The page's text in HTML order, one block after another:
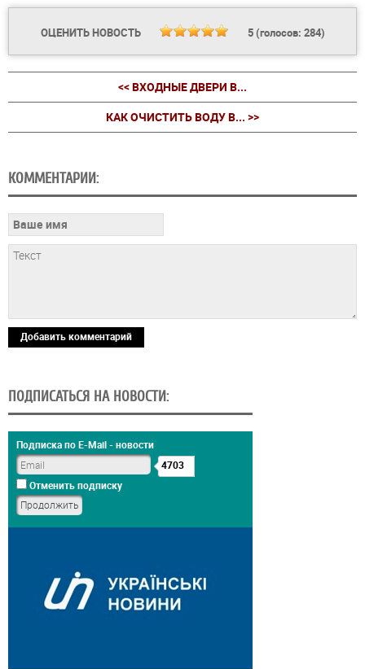
ОЦЕНИТЬ НОВОСТЬ 5(голосов: 284)
<< ВХОДНЫЕ ДВЕРИ В...
КАК ОЧИСТИТЬ ВОДУ В... >>
КОММЕНТАРИИ:
Добавить комментарий
ПОДПИСАТЬСЯ НА НОВОСТИ:
Подписка по E-Mail - новости
4703
Отменить подписку